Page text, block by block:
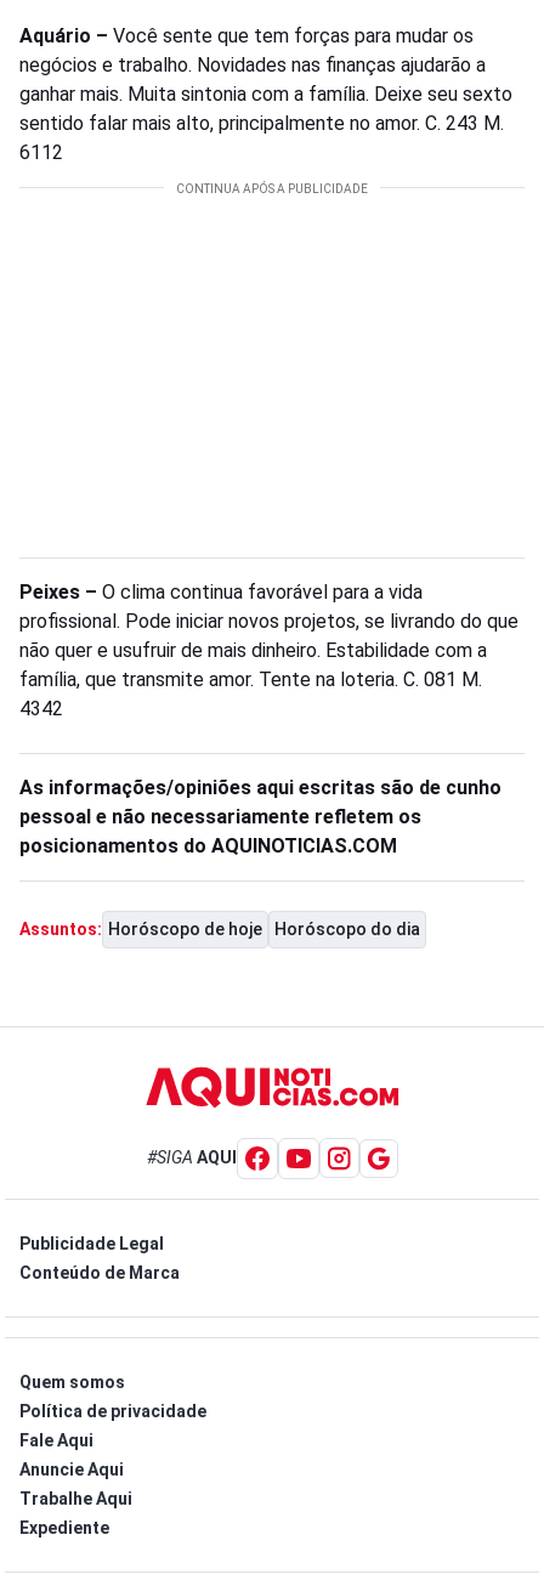
Aquário – Você sente que tem forças para mudar os
negócios e trabalho. Novidades nas finanças ajudarão a
ganhar mais. Muita sintonia com a família. Deixe seu sexto
sentido falar mais alto, principalmente no amor. C. 243 M.
6112
Peixes – O clima continua favorável para a vida
profissional. Pode iniciar novos projetos, se livrando do que
não quer e usufruir de mais dinheiro. Estabilidade com a
família, que transmite amor. Tente na loteria. C. 081 M.
4342
As informações/opiniões aqui escritas são de cunho
pessoal e não necessariamente refletem os
posicionamentos do AQUINOTICIAS.COM
Assuntos: Horóscopo de hoje Horóscopo do dia
#SIGA AQUI
Publicidade Legal
Conteúdo de Marca
Quem somos
Política de privacidade
Fale Aqui
Anuncie Aqui
Trabalhe Aqui
Expediente